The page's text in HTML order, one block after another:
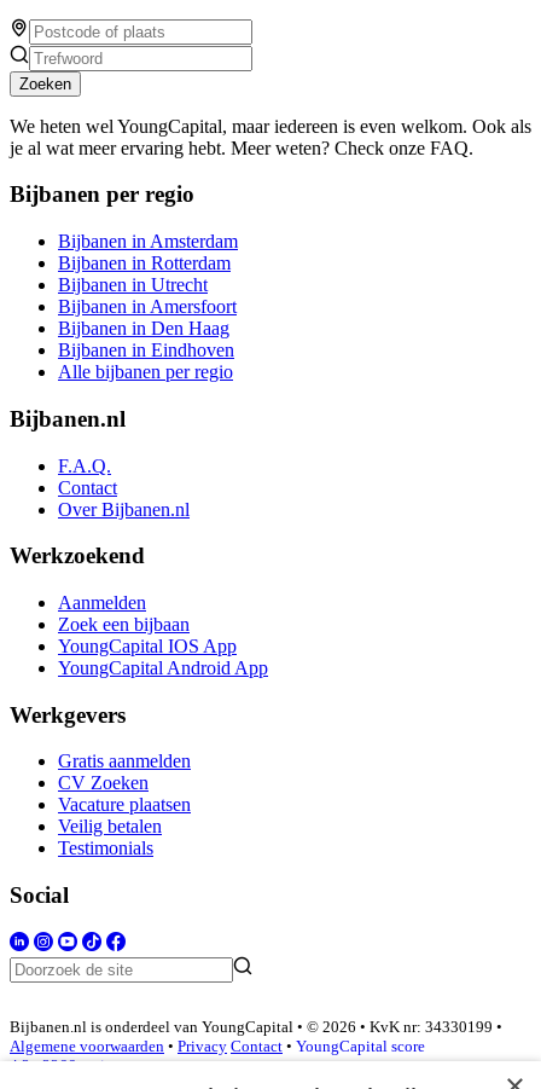
Zoeken
We heten wel YoungCapital, maar iedereen is even welkom. Ook als
je al wat meer ervaring hebt. Meer weten? Check onze FAQ.
Bijbanen per regio
Bijbanen in Amsterdam
Bijbanen in Rotterdam
Bijbanen in Utrecht
Bijbanen in Amersfoort
Bijbanen in Den Haag
Bijbanen in Eindhoven
Alle bijbanen per regio
Bijbanen.nl
F.A.Q.
Contact
Over Bijbanen.nl
Werkzoekend
Aanmelden
Zoek een bijbaan
YoungCapital IOS App
YoungCapital Android App
Werkgevers
Gratis aanmelden
CV Zoeken
Vacature plaatsen
Veilig betalen
Testimonials
Social
Bijbanen.nl is onderdeel van YoungCapital • © 2026 • KvK nr: 34330199 •
Algemene voorwaarden • Privacy Contact • YoungCapital score
4.3 - 3366 reviews